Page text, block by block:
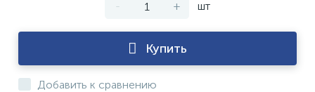
- + шт
Купить
Добавить к сравнению